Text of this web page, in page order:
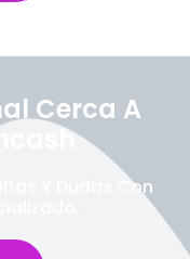
Cerca A
Y Dudas Con